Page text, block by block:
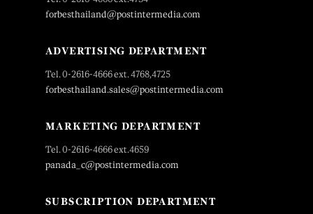
forbesthailand@postintermedia.com
ADVERTISING DEPARTMENT
Tel. 0-2616-4666 ext. 4768,4725
forbesthailand.sales@postintermedia.com
MARKETING DEPARTMENT
Tel. 0-2616-4666 ext.4659
panada_c@postintermedia.com
SUBSCRIPTION DEPARTMENT